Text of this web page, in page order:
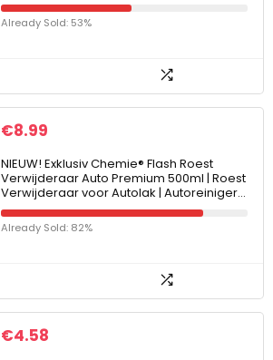
Already Sold: 53%
€8.99
NIEUW! Exklusiv Chemie® Flash Roest
Verwijderaar Auto Premium 500ml | Roest
Verwijderaar voor Autolak | Autoreiniger…
Already Sold: 82%
€4.58